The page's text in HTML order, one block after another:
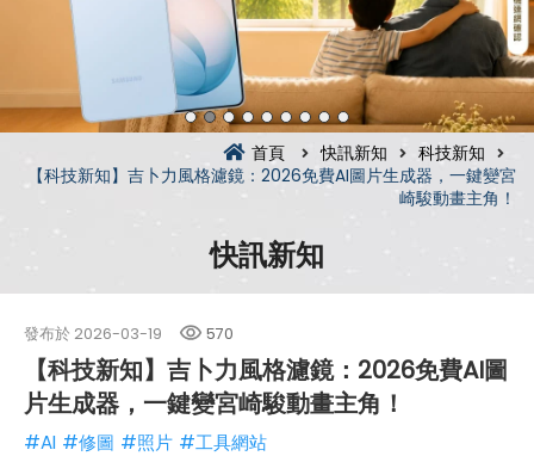
首頁 快訊新知
科技新知
【科技新知】吉卜力風格濾鏡：2026免費AI圖片生成器，一鍵變宮
崎駿動畫主角！
快訊新知
發布於 2026-03-19 570
【科技新知】吉卜力風格濾鏡：2026免費AI圖
片生成器，一鍵變宮崎駿動畫主角！
#AI #修圖 #照片 #工具網站